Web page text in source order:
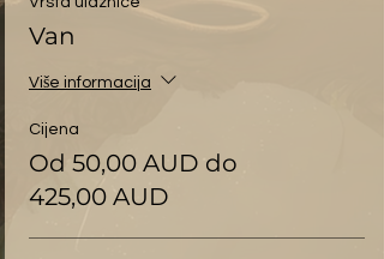
Van
Više informacija
Cijena
Od 50,00 AUD do
425,00 AUD